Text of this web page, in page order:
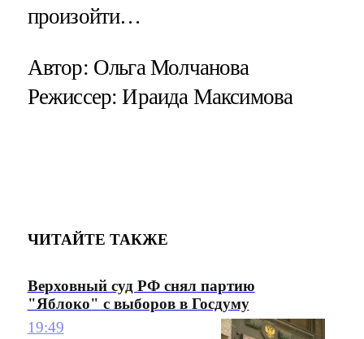
произойти…
Автор: Ольга Молчанова
Режиссер: Ираида Максимова
ЧИТАЙТЕ ТАКЖЕ
Верховный суд РФ снял партию
"Яблоко" с выборов в Госдуму
19:49